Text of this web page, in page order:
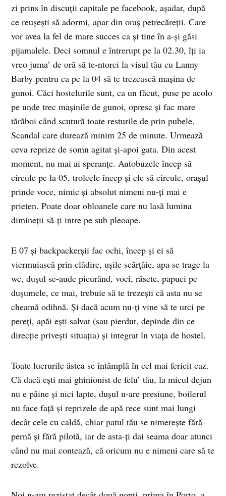
zi prins în discuţii capitale pe facebook, aşadar, după
ce reuşeşti să adormi, apar din oraş petrecăreţii. Care
vor avea la fel de mare succes ca şi tine în a-şi găsi
pijamalele. Deci somnul e întrerupt pe la 02.30, îţi ia
vreo juma’ de oră să te-ntorci la visul tău cu Lanny
Barby pentru ca pe la 04 să te trezească maşina de
gunoi. Căci hostelurile sunt, ca un făcut, puse pe acolo
pe unde trec maşinile de gunoi, opresc şi fac mare
tărăboi când scutură toate resturile de prin pubele.
Scandal care durează minim 25 de minute. Urmează
ceva reprize de somn agitat şi-apoi gata. Din acest
moment, nu mai ai speranţe. Autobuzele încep să
circule pe la 05, troleele încep şi ele să circule, oraşul
prinde voce, nimic şi absolut nimeni nu-ţi mai e
prieten. Poate doar obloanele care nu lasă lumina
dimineţii să-ţi intre pe sub pleoape.
E 07 şi backpackerşii fac ochi, încep şi ei să
viermuiască prin clădire, uşile scârţâie, apa se trage la
wc, duşul se-aude picurând, voci, râsete, papuci pe
duşumele, ce mai, trebuie să te trezeşti că asta nu se
cheamă odihnă. Şi dacă acum nu-ţi vine să te urci pe
pereţi, apăi eşti salvat (sau pierdut, depinde din ce
direcţie priveşti situaţia) şi integrat în viaţa de hostel.
Toate lucrurile ăstea se întâmplă în cel mai fericit caz.
Că dacă eşti mai ghinionist de felu’ tău, la micul dejun
nu e pâine şi nici lapte, duşul n-are presiune, boilerul
nu face faţă şi reprizele de apă rece sunt mai lungi
decât cele cu caldă, chiar patul tău se nimereşte fără
pernă şi fără pilotă, iar de asta-ţi dai seama doar atunci
când nu mai contează, că oricum nu e nimeni care să te
rezolve.